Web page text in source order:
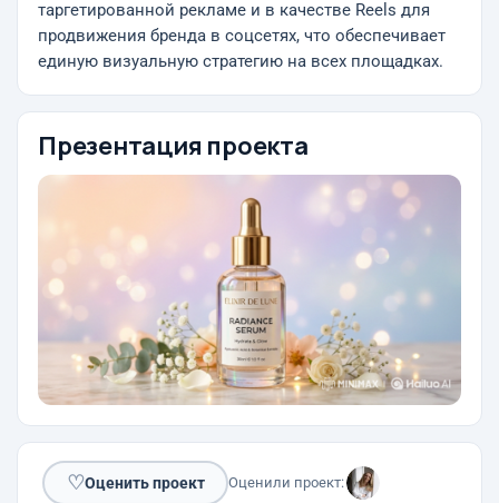
таргетированной рекламе и в качестве Reels для
продвижения бренда в соцсетях, что обеспечивает
единую визуальную стратегию на всех площадках.
Презентация проекта
♡Оценить проект Оценили проект: